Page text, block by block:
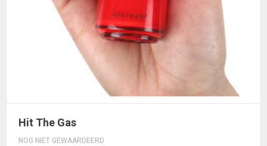
Hit The Gas
NOG NIET GEWAARDEERD